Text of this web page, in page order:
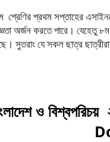
প্রথম সপ্তাহের
অর্জন করতে পারে। যেহেতু
সুতরাং যে সকল ছাত্র
ও বিশ্বপরিচয়